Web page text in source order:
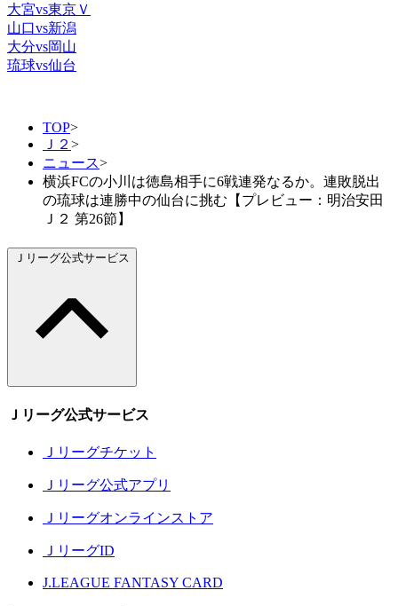
大宮vs東京Ｖ
山口vs新潟
大分vs岡山
琉球vs仙台
TOP>
Ｊ２ >
ニュース>
横浜FCの小川は徳島相手に6戦連発なるか。連敗脱出
の琉球は連勝中の仙台に挑む【プレビュー：明治安田
Ｊ２ 第26節】
Ｊリーグ公式サービス
Ｊリーグ公式サービス
Ｊリーグチケット
Ｊリーグ公式アプリ
Ｊリーグオンラインストア
ＪリーグID
J.LEAGUE FANTASY CARD